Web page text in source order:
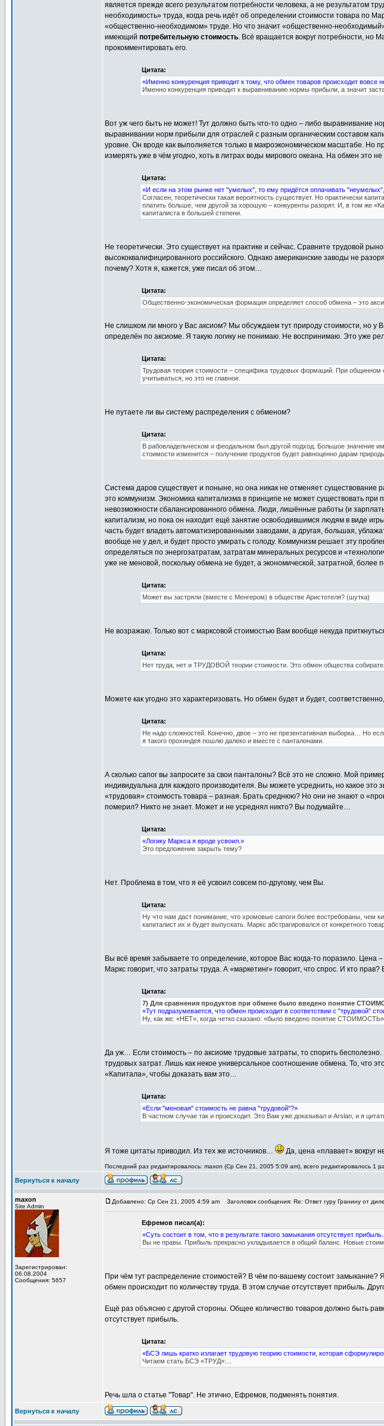
является прежде всего результатом потребности человека, а не результатом
необходимость» труда, когда речь идёт об определении стоимости товара по
«общественно-необходимом» труде. Но что значит «общественно-
имеющий потребительную стоимость. Всё вращается вокруг потребности, но
прокомментировать его.
Цитата:
«Именно конкуренция приводит к тому, что обмен товаров происходит вовсе
Именно конкуренция приводит к выравниванию нормы прибыли, а значит
Вот уж чего быть не может! Тут должно быть что-то одно – либо выравнивание
выравнивании норм прибыли для отраслей с разным органическим составом
уровне. Он вроде как выполняется только в макроэкономическом масштабе. Но
измерять уже в чём угодно, хоть в литрах воды мирового океана. На обмен это
Цитата:
«И если на этом рынке нет "умелых", то ему придётся оплачивать
Согласен, теоретически такая вероятность существует. Но практически
платить больше, чем другой за хорошую – конкуренты разорят. И, в том же
капиталиста в большей степени.
Не теоретически. Это существует на практике и сейчас. Сравните трудовой
высококвалифицированного российского. Однако американские заводы не
почему? Хотя я, кажется, уже писал об этом…
Цитата:
Общественно-экономическая формация определяет способ обмена – это
Не слишком ли много у Вас аксиом? Мы обсуждаем тут природу стоимости, но у
определён по аксиоме. Я такую логику не понимаю. Не воспринимаю. Это уже
Цитата:
Трудовая теория стоимости – специфика трудовых формаций. При общинном
учитываться, но это не главное.
Не путаете ли вы систему распределения с обменом?
Цитата:
В рабовладельческом и феодальном был другой подход. Большое значение
стоимости изменится – получение продуктов будет равноценно дарам
Система даров существует и поныне, но она никак не отменяет существование
это коммунизм. Экономика капитализма в принципе не может существовать
невозможности сбалансированного обмена. Люди, лишённые работы (и
капитализм, но пока он находит ещё занятие освободившимся людям в виде
часть будет владеть автоматизированными заводами, а другая, большая,
вообще не у дел, и будет просто умирать с голоду. Коммунизм решает эту
определяться по энергозатратам, затратам минеральных ресурсов и
уже не меновой, поскольку обмена не будет, а экономической, затратной,
Цитата:
Может вы застряли (вместе с Менгером) в обществе Аристотеля? (шутка)
Не возражаю. Только вот с марксовой стоимостью Вам вообще некуда
Цитата:
Нет труда, нет и ТРУДОВОЙ теории стоимости. Это обмен общества
Можете как угодно это характеризовать. Но обмен будет и будет,
Цитата:
Не надо сложностей. Конечно, двое – это не презентативная выборка… Но
я такого прохиндея пошлю далеко и вместе с панталонами.
А сколько сапог вы запросите за свои панталоны? Всё это не сложно. Мой
индивидуальна для каждого производителя. Вы можете усреднить, но какое
«трудовая» стоимость товара – разная. Брать среднюю? Но они не знают о
померил? Никто не знает. Может и не усреднял никто? Вы подумайте…
Цитата:
«Логику Маркса я вроде усвоил.»
Это предложение закрыть тему?
Нет. Проблема в том, что я её усвоил совсем по-другому, чем Вы.
Цитата:
Ну что нам даст понимание, что хромовые сапоги более востребованы, чем
капиталист их и будет выпускать. Маркс абстрагировался от конкретного
Вы всё время забываете то определение, которое Вас когда-то поразило.
Маркс говорит, что затраты труда. А «маркетинг» говорит, что спрос. И кто
Цитата:
7) Для сравнения продуктов при обмене было введено понятие
«Тут подразумевается, что обмен происходит в соответствии с "трудовой"
Ну, как же: «НЕТ», когда четко сказано: «было введено понятие
Да уж… Если стоимость – по аксиоме трудовые затраты, то спорить
трудовых затрат. Лишь как некое универсальное соотношение обмена. То, что
«Капитала», чтобы доказать вам это…
Цитата:
«Если "меновая" стоимость не равна "трудовой"?»
В частном случае так и происходит. Это Вам уже доказывал и Arslan, и я
Я тоже цитаты приводил. Из тех же источников… Да, цена «плавает» вокруг
Последний раз редактировалось: maxon (Ср Сен 21, 2005 5:09 am), всего редактировалось 1
Вернуться к началу
maxon
Site Admin
Зарегистрирован:
06.08.2004
Сообщения: 5657
Добавлено: Ср Сен 21, 2005 4:59 am Заголовок сообщения: Re: Ответ гуру Гранину от
Ефремов писал(а):
«Суть состоит в том, что в результате такого замыкания отсутствует
Вы не правы. Прибыль прекрасно укладывается в общий баланс. Новые
При чём тут распределение стоимостей? В чём по-вашему состоит замыкание?
обмен происходит по количеству труда. В этом случае отсутствует прибыль.
Ещё раз объясню с другой стороны. Общее количество товаров должно быть
отсутствует прибыль.
Цитата:
«БСЭ лишь кратко излагает трудовую теорию стоимости, которая
Читаем стать БСЭ «ТРУД»:...
Речь шла о статье "Товар". Не этично, Ефремов, подменять понятия.
Вернуться к началу